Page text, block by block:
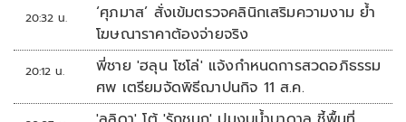
20:32 น.
‘ศุภมาส’ สั่งเข้มตรวจคลินิกเสริมความงาม ย้ำ
โฆษณาราคาต้องจ่ายจริง
20:12 น.
พี่ชาย 'ฮลุน โซโล่' แจ้งกำหนดการสวดอภิธรรม
ศพ เตรียมจัดพิธีฌาปนกิจ 11 ส.ค.